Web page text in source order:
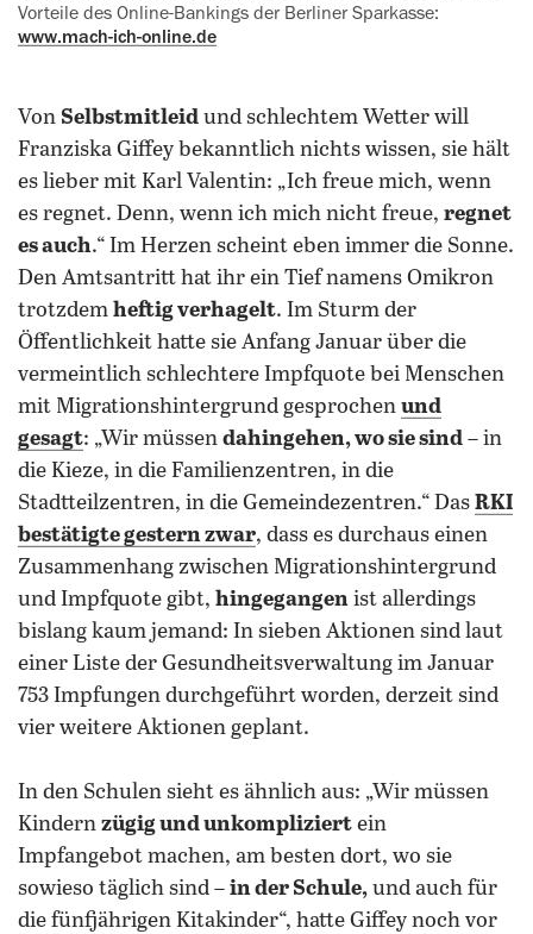
Vorteile des Online-Bankings der Berliner Sparkasse:
www.mach-ich-online.de
Von Selbstmitleid und schlechtem Wetter will
Franziska Giffey bekanntlich nichts wissen, sie hält
es lieber mit Karl Valentin: „Ich freue mich, wenn
es regnet. Denn, wenn ich mich nicht freue, regnet
es auch.“ Im Herzen scheint eben immer die Sonne.
Den Amtsantritt hat ihr ein Tief namens Omikron
trotzdem heftig verhagelt. Im Sturm der
Öffentlichkeit hatte sie Anfang Januar über die
vermeintlich schlechtere Impfquote bei Menschen
mit Migrationshintergrund gesprochen und
gesagt: „Wir müssen dahingehen, wo sie sind – in
die Kieze, in die Familienzentren, in die
Stadtteilzentren, in die Gemeindezentren.“ Das RKI
bestätigte gestern zwar, dass es durchaus einen
Zusammenhang zwischen Migrationshintergrund
und Impfquote gibt, hingegangen ist allerdings
bislang kaum jemand: In sieben Aktionen sind laut
einer Liste der Gesundheitsverwaltung im Januar
753 Impfungen durchgeführt worden, derzeit sind
vier weitere Aktionen geplant.
In den Schulen sieht es ähnlich aus: „Wir müssen
Kindern zügig und unkompliziert ein
Impfangebot machen, am besten dort, wo sie
sowieso täglich sind – in der Schule, und auch für
die fünfjährigen Kitakinder“, hatte Giffey noch vor